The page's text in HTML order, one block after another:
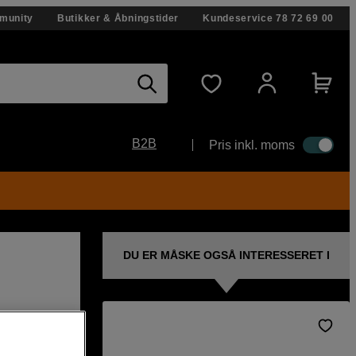
Butikker & Åbningstider Kundeservice 78 72 69 00
B2B Pris inkl. moms
DU ER MÅSKE OGSÅ INTERESSERET I